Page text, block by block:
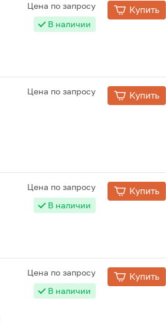
Цена по запросу
В наличии
Купить
Цена по запросу Купить
Цена по запросу
В наличии
Купить
Цена по запросу
В наличии
Купить